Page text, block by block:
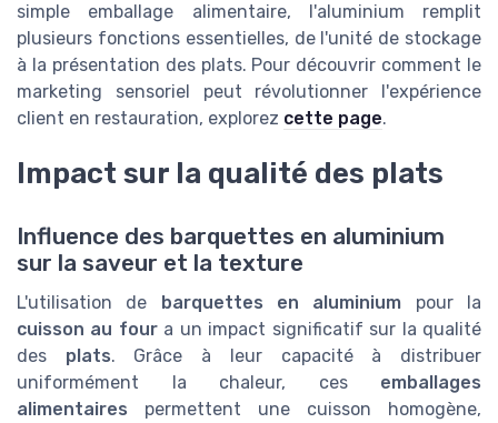
simple emballage alimentaire, l'aluminium remplit
plusieurs fonctions essentielles, de l'unité de stockage
à la présentation des plats. Pour découvrir comment le
marketing sensoriel peut révolutionner l'expérience
client en restauration, explorez cette page.
Impact sur la qualité des plats
Influence des barquettes en aluminium
sur la saveur et la texture
L'utilisation de barquettes en aluminium pour la
cuisson au foura un impact significatif sur la qualité
des plats. Grâce à leur capacité à distribuer
uniformément la chaleur, ces emballages
alimentaires permettent une cuisson homogène,